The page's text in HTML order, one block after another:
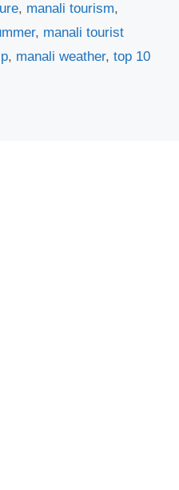
, manali tourism,
, manali tourist
, manali weather, top 10